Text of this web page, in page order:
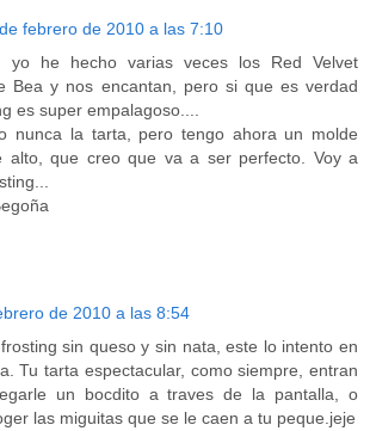
febrero de 2010 a las 7:10
yo he hecho varias veces los Red Velvet
Bea y nos encantan, pero si que es verdad
es super empalagoso....
nunca la tarta, pero tengo ahora un molde
alto, que creo que va a ser perfecto. Voy a
de 2010 a las 8:54
sin queso y sin nata, este lo intento en
Tu tarta espectacular, como siempre, entran
un bocdito a traves de la pantalla, o
las miguitas que se le caen a tu peque.jeje